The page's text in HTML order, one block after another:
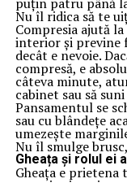
Nu îl ridica să te
Compresia ajută
interior și previne
decât e nevoie.
compresă, e
câteva minute,
cabinet sau să
Pansamentul se
sau cu blândețe
umezește
Nu îl smulge
Gheața și rolul ei
Gheața e prietena